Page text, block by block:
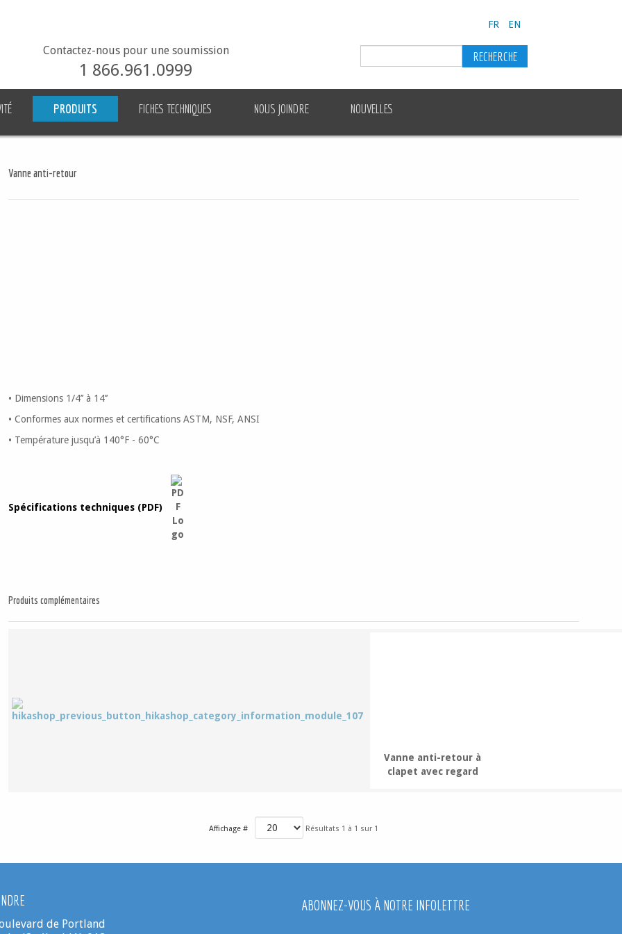
Contactez-nous pour une soumission
1 866.961.0999
FR EN
PRODUITS FICHES TECHNIQUES NOUS JOINDRE NOUVELLES
Vanne anti-retour
• Dimensions 1/4’’ à 14’’
• Conformes aux normes et certifications ASTM, NSF, ANSI
• Température jusqu’à 140°F - 60°C
Spécifications techniques (PDF)
Produits complémentaires
Vanne anti-retour à
clapet avec regard
Affichage # Résultats 1 à 1 sur 1
de Portland
ABONNEZ-VOUS À NOTRE INFOLETTRE